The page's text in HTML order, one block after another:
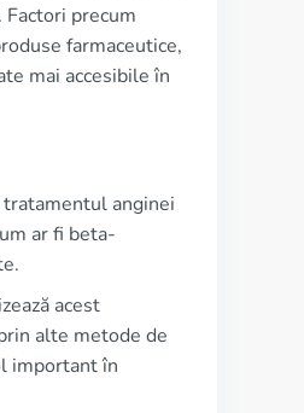
precum
farmaceutice,
mai accesibile în
anginei
ar fi beta-
acest
alte metode de
important în